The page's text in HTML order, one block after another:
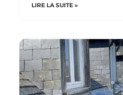
LIRE LA SUITE »